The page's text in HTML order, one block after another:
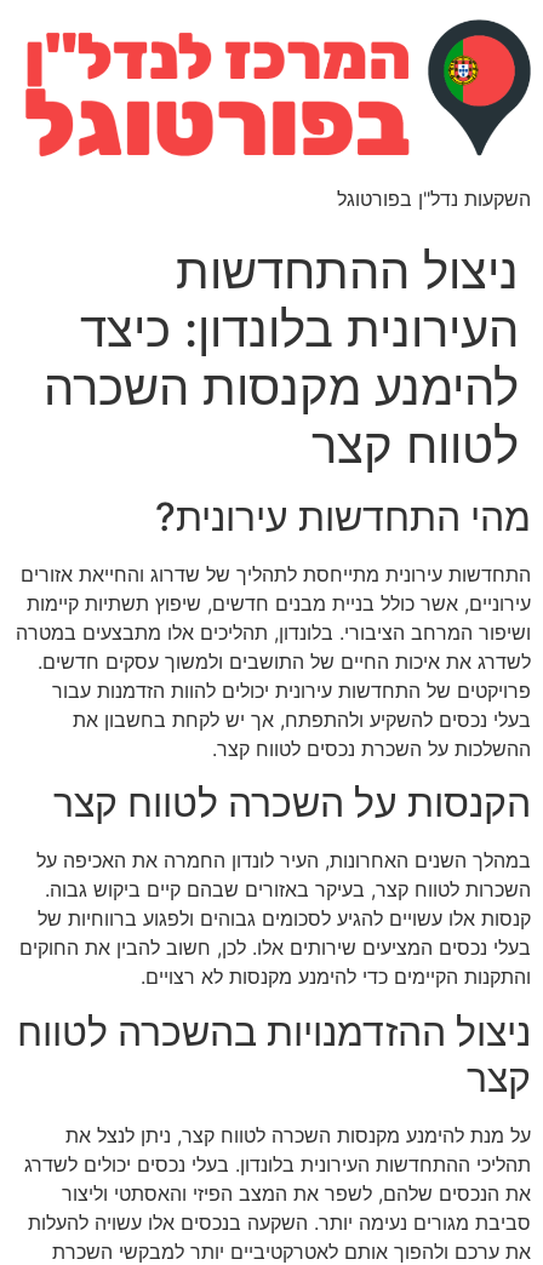
השקעות נדל"ן בפורטוגל
ניצול ההתחדשות
העירונית בלונדון: כיצד
להימנע מקנסות השכרה
לטווח קצר
מהי התחדשות עירונית?
התחדשות עירונית מתייחסת לתהליך של שדרוג והחייאת אזורים
עירוניים, אשר כולל בניית מבנים חדשים, שיפוץ תשתיות קיימות
ושיפור המרחב הציבורי. בלונדון, תהליכים אלו מתבצעים במטרה
לשדרג את איכות החיים של התושבים ולמשוך עסקים חדשים.
פרויקטים של התחדשות עירונית יכולים להוות הזדמנות עבור
בעלי נכסים להשקיע ולהתפתח, אך יש לקחת בחשבון את
ההשלכות על השכרת נכסים לטווח קצר.
הקנסות על השכרה לטווח קצר
במהלך השנים האחרונות, העיר לונדון החמרה את האכיפה על
השכרות לטווח קצר, בעיקר באזורים שבהם קיים ביקוש גבוה.
קנסות אלו עשויים להגיע לסכומים גבוהים ולפגוע ברווחיות של
בעלי נכסים המציעים שירותים אלו. לכן, חשוב להבין את החוקים
והתקנות הקיימים כדי להימנע מקנסות לא רצויים.
ניצול ההזדמנויות בהשכרה לטווח
קצר
על מנת להימנע מקנסות השכרה לטווח קצר, ניתן לנצל את
תהליכי ההתחדשות העירונית בלונדון. בעלי נכסים יכולים לשדרג
את הנכסים שלהם, לשפר את המצב הפיזי והאסתטי וליצור
סביבת מגורים נעימה יותר. השקעה בנכסים אלו עשויה להעלות
את ערכם ולהפוך אותם לאטרקטיביים יותר למבקשי השכרת